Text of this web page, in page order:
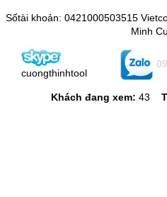
Sốtài khoản: 0421000503515
Minh
cuongthinhtool
Khách đang xem: 43